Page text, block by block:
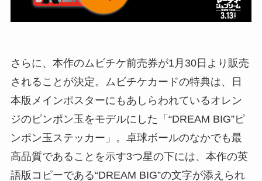
さらに、本作のムビチケ前売券が1月30日より販売
されることが決定。ムビチケカードの特典は、日
本版メインポスターにもあしらわれているオレン
ジのピンポン玉をモデルにした「“DREAM BIG”ピ
ンポン玉ステッカー」。卓球ボールのなかでも最
高品質であることを示す3つ星の下には、本作の英
語版コピーである“DREAM BIG”の文字が添えられ